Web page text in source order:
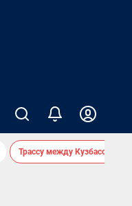
Трассу между Кузбассом и